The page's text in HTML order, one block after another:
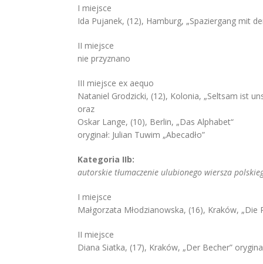
I miejsce
Ida Pujanek, (12), Hamburg, „Spaziergang mit
II miejsce
nie przyznano
III miejsce ex aequo
Nataniel Grodzicki, (12), Kolonia, „Seltsam ist
oraz
Oskar Lange, (10), Berlin, „Das Alphabet“
oryginał: Julian Tuwim „Abecadło”
Kategoria IIb:
autorskie tłumaczenie ulubionego wiersza
I miejsce
Małgorzata Młodzianowska, (16), Kraków, „Die
II miejsce
Diana Siatka, (17), Kraków, „Der Becher”